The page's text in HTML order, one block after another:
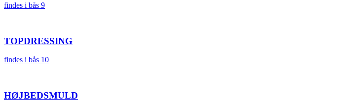
findes i bås 9
TOPDRESSING
findes i bås 10
HØJBEDSMULD